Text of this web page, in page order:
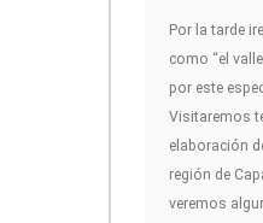
Por la tarde
como “el
por este
Visitaremos
elaboración
región de
veremos